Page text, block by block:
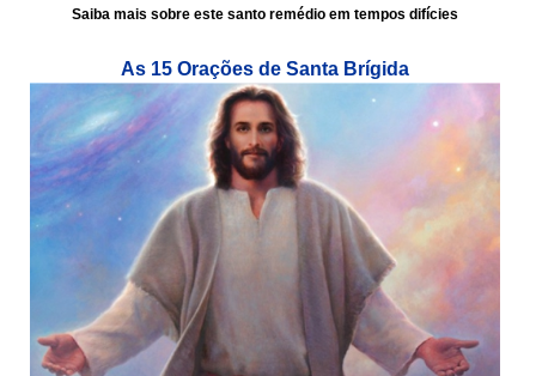
Saiba mais sobre este santo remédio em tempos difícies
As 15 Orações de Santa Brígida